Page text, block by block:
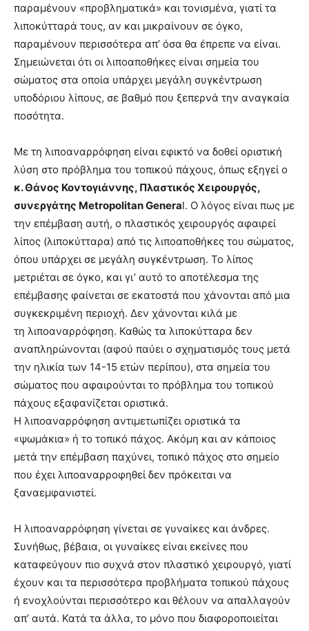
παραμένουν «προβληματικά» και τονισμένα, γιατί τα
λιποκύτταρά τους, αν και μικραίνουν σε όγκο,
παραμένουν περισσότερα απ’ όσα θα έπρεπε να είναι.
Σημειώνεται ότι οι λιποαποθήκες είναι σημεία του
σώματος στα οποία υπάρχει μεγάλη συγκέντρωση
υποδόριου λίπους, σε βαθμό που ξεπερνά την αναγκαία
ποσότητα.
Με τη λιποαναρρόφηση είναι εφικτό να δοθεί οριστική
λύση στο πρόβλημα του τοπικού πάχους, όπως εξηγεί ο
κ. Θάνος Κοντογιάννης, Πλαστικός Χειρουργός,
συνεργάτης Μetropolitan General. Ο λόγος είναι πως με
την επέμβαση αυτή, ο πλαστικός χειρουργός αφαιρεί
λίπος (λιποκύτταρα) από τις λιποαποθήκες του σώματος,
όπου υπάρχει σε μεγάλη συγκέντρωση. Το λίπος
μετριέται σε όγκο, και γι’ αυτό το αποτέλεσμα της
επέμβασης φαίνεται σε εκατοστά που χάνονται από μια
συγκεκριμένη περιοχή. Δεν χάνονται κιλά με
τη λιποαναρρόφηση. Καθώς τα λιποκύτταρα δεν
αναπληρώνονται (αφού παύει ο σχηματισμός τους μετά
την ηλικία των 14-15 ετών περίπου), στα σημεία του
σώματος που αφαιρούνται το πρόβλημα του τοπικού
πάχους εξαφανίζεται οριστικά.
Η λιποαναρρόφηση αντιμετωπίζει οριστικά τα
«ψωμάκια» ή το τοπικό πάχος. Ακόμη και αν κάποιος
μετά την επέμβαση παχύνει, τοπικό πάχος στο σημείο
που έχει λιποαναρροφηθεί δεν πρόκειται να
ξαναεμφανιστεί.
Η λιποαναρρόφηση γίνεται σε γυναίκες και άνδρες.
Συνήθως, βέβαια, οι γυναίκες είναι εκείνες που
καταφεύγουν πιο συχνά στον πλαστικό χειρουργό, γιατί
έχουν και τα περισσότερα προβλήματα τοπικού πάχους
ή ενοχλούνται περισσότερο και θέλουν να απαλλαγούν
απ’ αυτά. Κατά τα άλλα, το μόνο που διαφοροποιείται